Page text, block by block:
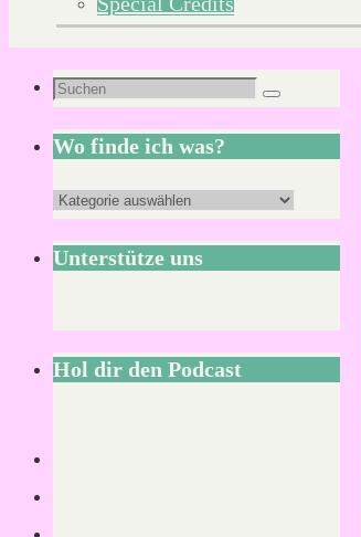
Suchen
nach:
Suchen
Wo finde ich was?
Wo
finde
ich
Unterstütze uns
Hol dir den Podcast